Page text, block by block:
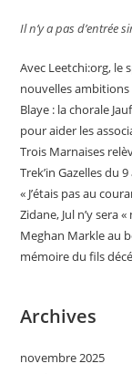
Il n’y a pas d’entrée
Avec Leetchi:org, le
nouvelles
Blaye : la chorale
pour aider les
Trois Marnaises
Trek’in Gazelles du
« J’étais pas au
Zidane, Jul n’y sera
Meghan Markle au
mémoire du fils
Archives
novembre 2025